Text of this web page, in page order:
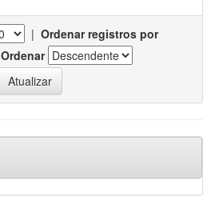
| Ordenar registros por
Ordenar